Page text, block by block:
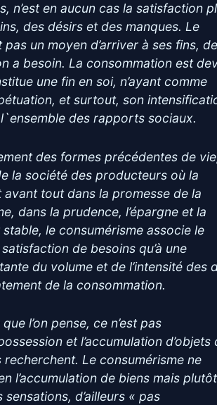
n’est en aucun cas la satisfaction
des désirs et des manques. Le
pas un moyen d’arriver à ses fins, de
a besoin. La consommation est
une fin en soi, n’ayant comme
et surtout, son
des rapports sociaux.
des formes précédentes de
la société des producteurs où la
tout dans la promesse de la
dans la prudence, l’épargne et la
stable, le consumérisme associe le
de besoins qu’à une
du volume et de l’intensité des
de la consommation.
l’on pense, ce n’est pas
et l’accumulation d’objets
Le consumérisme ne
l’accumulation de biens mais
d’ailleurs « pas